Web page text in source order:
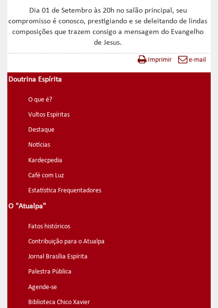
Dia 01 de Setembro às 20h no salão principal, seu
compromisso é conosco, prestigiando e se deleitando de lindas
composições que trazem consigo a mensagem do Evangelho
de Jesus.
Imprimir e-mail
Doutrina Espírita
O que é?
Vultos Espíritas
Destaque
Notícias
Kardecpedia
Café com Luz
Estatística Frequentadores
O "Atualpa"
Fatos históricos
Contribuição para o Atualpa
Jornal Brasília Espírita
Palestra Pública
Agende-se
Biblioteca Chico Xavier